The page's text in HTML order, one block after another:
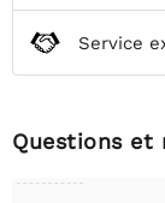
Service
Questions et